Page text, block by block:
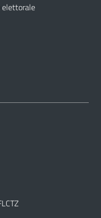
elettorale